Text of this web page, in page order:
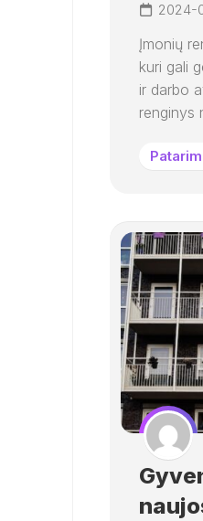
2024-
Įmonių
kuri gali
ir darbo
renginys